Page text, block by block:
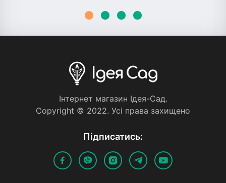
Iнтернет магазин Iдея-Сад.
Copyright © 2022. Усi права захищено
Пiдписатись: